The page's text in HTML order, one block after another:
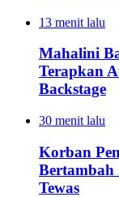
13 menit lalu
Mahalini
Terapkan
Backstage
30 menit lalu
Korban
Bertambah
Tewas